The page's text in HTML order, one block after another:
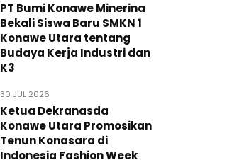
PT Bumi Konawe Minerina
Bekali Siswa Baru SMKN 1
Konawe Utara tentang
Budaya Kerja Industri dan
K3
30 JUL 2026
Ketua Dekranasda
Konawe Utara Promosikan
Tenun Konasara di
Indonesia Fashion Week